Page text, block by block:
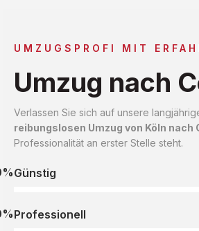
UMZUGSPROFI MIT
Umzug nach
Verlassen Sie sich auf unsere
reibungslosen Umzug von Köln nach
Professionalität an erster Stelle steht.
Günstig
Professionell